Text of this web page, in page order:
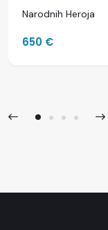
Narodnih Heroja
650 €